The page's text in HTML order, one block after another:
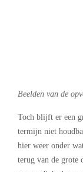
Beelden van de
Toch blijft er een
termijn niet
hier weer onder
terug van de grote